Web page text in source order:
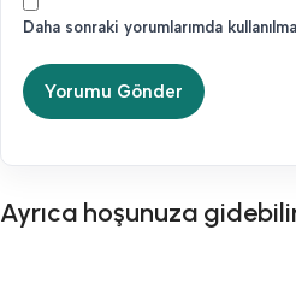
Daha sonraki yorumlarımda
Ayrıca hoşunuza